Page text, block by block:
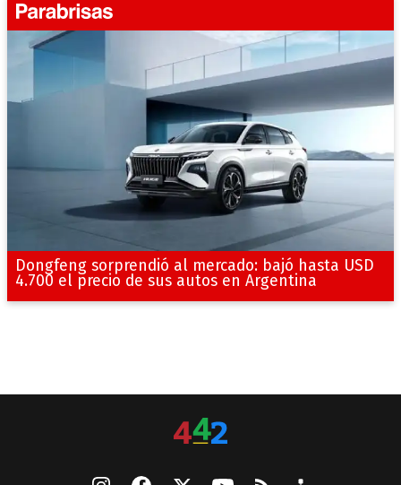
Dongfeng sorprendió al mercado: bajó hasta USD
4.700 el precio de sus autos en Argentina